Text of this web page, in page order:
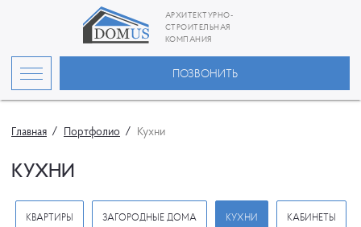
АРХИТЕКТУРНО-
СТРОИТЕЛЬНАЯ
КОМПАНИЯ
ПОЗВОНИТЬ
Главная Портфолио Кухни
КУХНИ
КВАРТИРЫ ЗАГОРОДНЫЕ ДОМА КУХНИ КАБИНЕТЫ